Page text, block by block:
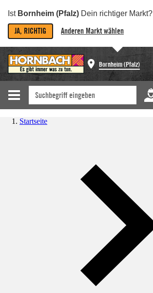
Ist Bornheim (Pfalz) Dein richtiger Markt?
JA, RICHTIG Anderen Markt wählen
Bornheim (Pfalz)
Startseite